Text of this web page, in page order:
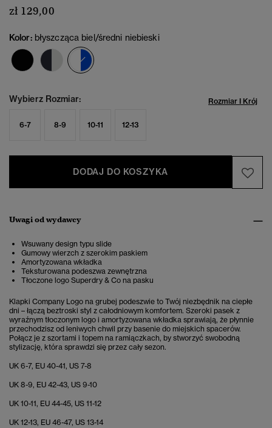
zł 129,00
Kolor: błyszcząca biel/średni niebieski
Wybierz Rozmiar: Rozmiar I Krój
6-7 8-9 10-11 12-13
DODAJ DO KOSZYKA
Uwagi od wydawcy
Wsuwany design typu slide
Gumowy wierzch z szerokim paskiem
Amortyzowana wkładka
Teksturowana podeszwa zewnętrzna
Tłoczone logo Superdry & Co na pasku
Klapki Company Logo na grubej podeszwie to Twój niezbędnik na ciepłe
dni – łączą beztroski styl z całodniowym komfortem. Szeroki pasek z
wyraźnym tłoczonym logo i amortyzowana wkładka sprawiają, że płynnie
przechodzisz od leniwych chwil przy basenie do miejskich spacerów.
Połącz je z szortami i topem na ramiączkach, by stworzyć swobodną
stylizację, która sprawdzi się przez cały sezon.
UK 6-7, EU 40-41, US 7-8
UK 8-9, EU 42-43, US 9-10
UK 10-11, EU 44-45, US 11-12
UK 12-13, EU 46-47, US 13-14